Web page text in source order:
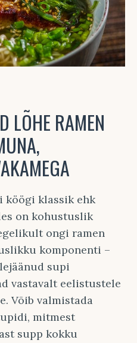
LÕHE RAMEN
köögi klassik ehk
on kohustuslik
ongi ramen
komponenti –
supi
vastavalt eelistustele
Võib valmistada
mitmest
supp kokku